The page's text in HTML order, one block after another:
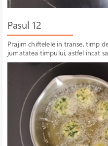
Pasul 12
Prajim chiftelele in transe, timp
jumatatea timpului, astfel incat